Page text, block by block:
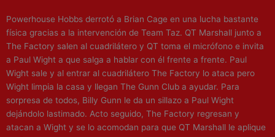
Powerhouse Hobbs derrotó a Brian Cage en una lucha bastante
física gracias a la intervención de Team Taz. QT Marshall junto a
The Factory salen al cuadrilátero y QT toma el micrófono e invita
a Paul Wight a que salga a hablar con él frente a frente. Paul
Wight sale y al entrar al cuadrilátero The Factory lo ataca pero
Wight limpia la casa y llegan The Gunn Club a ayudar. Para
sorpresa de todos, Billy Gunn le da un sillazo a Paul Wight
dejándolo lastimado. Acto seguido, The Factory regresan y
atacan a Wight y se lo acomodan para que QT Marshall le aplique